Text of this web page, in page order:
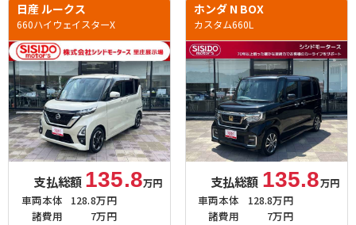
日産 ルークス
660ハイウェイスターX
支払総額 135.8万円
車両本体
128.8万円
諸費用
7万円
ホンダ N BOX
カスタム660L
支払総額 135.8万円
車両本体
128.8万円
諸費用
7万円